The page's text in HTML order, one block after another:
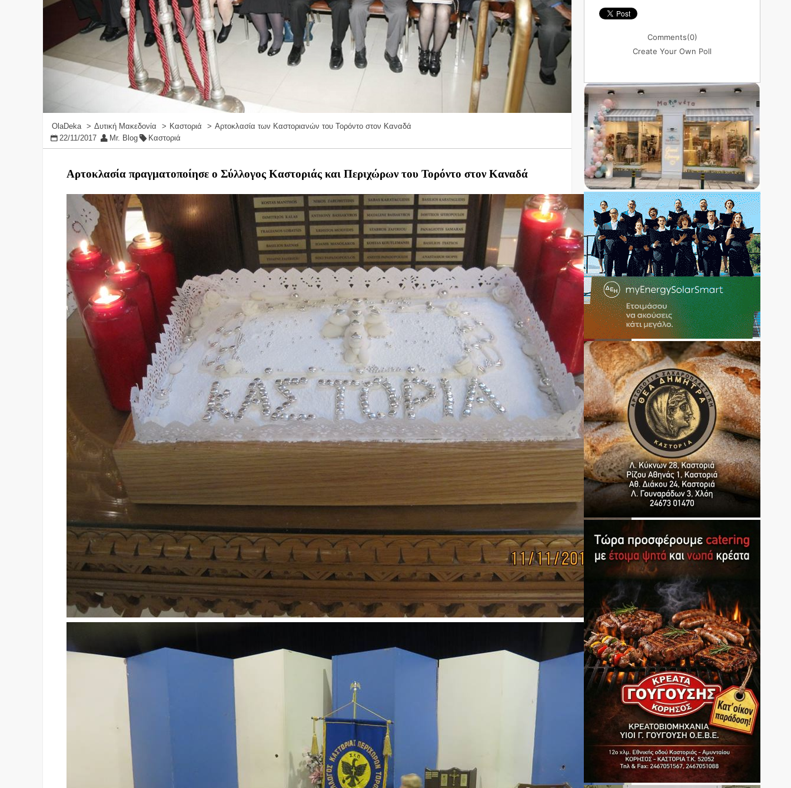
OlaDeka Δυτική Μακεδονία Καστοριά
Αρτοκλασία των Καστοριανών του Τορόντο στον Καναδά
22/11/2017
Mr. Blog Καστοριά
Αρτοκλασία πραγματοποίησε ο Σύλλογος Καστοριάς και Περιχώρων του Τορόντο στον Καναδά
Comments(0)
Create Your Own Poll